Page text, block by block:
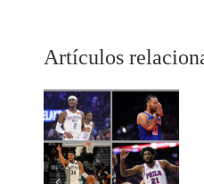
Artículos